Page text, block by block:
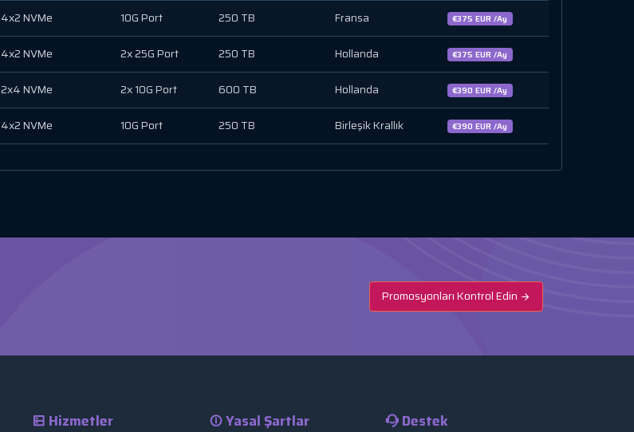
4x2 NVMe 10G Port 250 TB Fransa €375 EUR /Ay
4x2 NVMe 2x 25G Port 250 TB Hollanda €375 EUR /Ay
2x4 NVMe 2x 10G Port 600 TB Hollanda €390 EUR /Ay
4x2 NVMe 10G Port 250 TB Birleşik Krallık €390 EUR /Ay
Promosyonları Kontrol Edin
Hizmetler Yasal Şartlar Destek